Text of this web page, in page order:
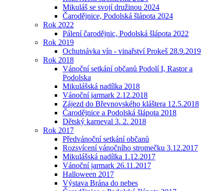
Mikuláš se svojí družinou 2024
Čarodějnice, Podolská šlápota 2024
Rok 2022
Pálení čarodějnic, Podolská šlápota 2022
Rok 2019
Ochutnávka vín - vinařství Prokeš 28.9.2019
Rok 2018
Vánoční setkání občanů Podolí I, Rastor a
Podolska
Mikulášská nadílka 2018
Vánoční jarmark 2.12.2018
Zájezd do Břevnovského kláštera 12.5.2018
Čarodějnice a Podolská šlápota 2018
Dětský karneval 3. 2. 2018
Rok 2017
Předvánoční setkání občanů
Rozsvícení vánočního stromečku 3.12.2017
Mikulášská nadílka 1.12.2017
Vánoční jarmark 26.11.2017
Halloween 2017
Výstava Brána do nebes